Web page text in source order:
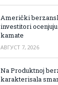
Američki
investitori
kamate
АВГУСТ 7, 2026
Na Produktnoj
karakterisala